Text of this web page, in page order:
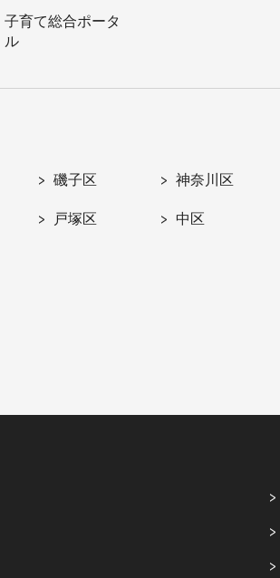
子育て総合ポータ
ル
磯子区 神奈川区
戸塚区 中区